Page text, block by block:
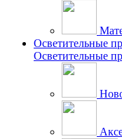
Осветительные
Осветительные